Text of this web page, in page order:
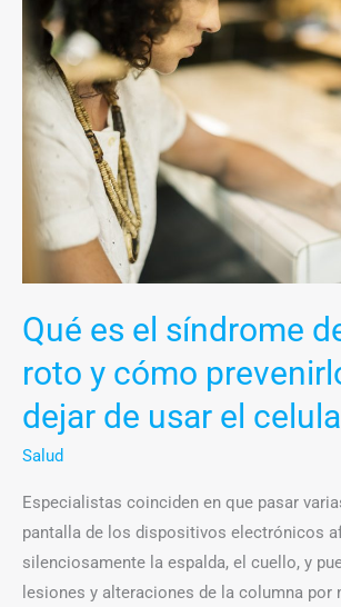
Qué es el síndrome
roto y cómo
dejar de usar el
Salud
Especialistas coinciden en que pasar
pantalla de los dispositivos electrónicos
silenciosamente la espalda, el cuello, y
lesiones y alteraciones de la columna por
el
síndrome
del
cuello
roto
cómo
dejar
usar
el
celular